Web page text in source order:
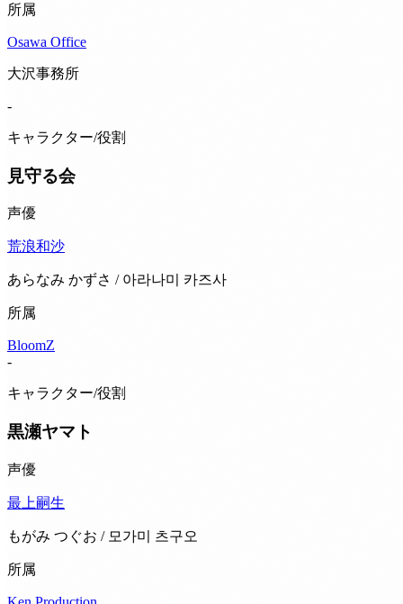
所属
Osawa Office
大沢事務所
-
キャラクター/役割
見守る会
声優
荒浪和沙
あらなみ かずさ / 아라나미 카즈사
所属
BloomZ
-
キャラクター/役割
黒瀬ヤマト
声優
最上嗣生
もがみ つぐお / 모가미 츠구오
所属